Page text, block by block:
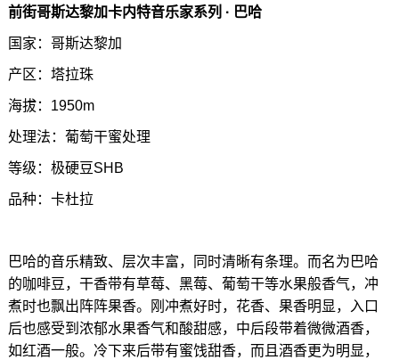
前街哥斯达黎加卡内特音乐家系列 · 巴哈
国家：哥斯达黎加
产区：塔拉珠
海拔：1950m
处理法：葡萄干蜜处理
等级：极硬豆SHB
品种：卡杜拉
巴哈的音乐精致、层次丰富，同时清晰有条理。而名为巴哈
的咖啡豆，干香带有草莓、黑莓、葡萄干等水果般香气，冲
煮时也飘出阵阵果香。刚冲煮好时，花香、果香明显，入口
后也感受到浓郁水果香气和酸甜感，中后段带着微微酒香，
如红酒一般。冷下来后带有蜜饯甜香，而且酒香更为明显，